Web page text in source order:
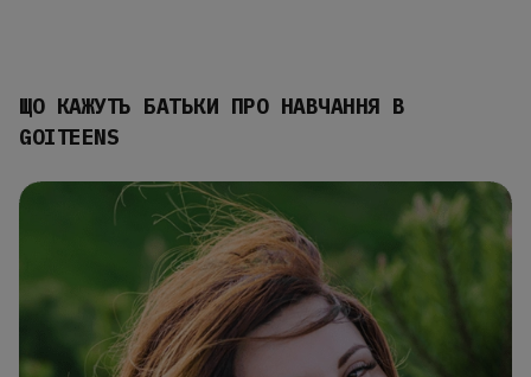
ЩО КАЖУТЬ БАТЬКИ ПРО НАВЧАННЯ В
GOITEENS